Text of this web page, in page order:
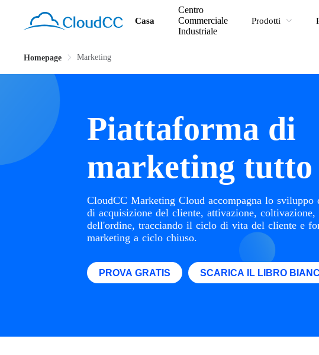
Casa
Centro
Commerciale
Industriale
Prodotti
Homepage Marketing
Piattaforma di
marketing tutto
CloudCC Marketing Cloud accompagna lo sviluppo
di acquisizione del cliente, attivazione,
dell'ordine, tracciando il ciclo di vita del cliente e
marketing a ciclo chiuso.
PROVA GRATIS SCARICA IL LIBRO